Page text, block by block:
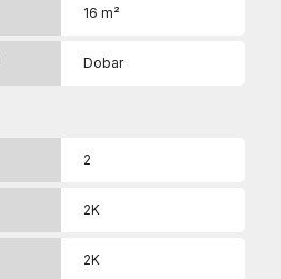
16 m²
Dobar
2
2K
2K